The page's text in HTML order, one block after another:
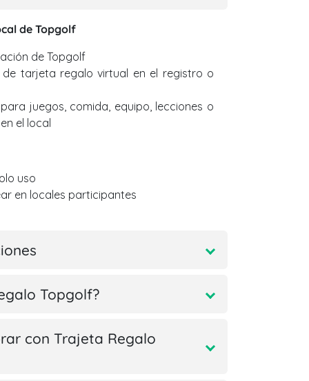
de Topgolf
de Topgolf
tarjeta regalo virtual en el registro o
juegos, comida, equipo, lecciones o
el local
uso
en locales participantes
Topgolf?
con Trajeta Regalo